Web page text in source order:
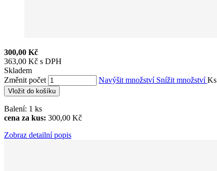
300,00 Kč
363,00 Kč s DPH
Skladem
Změnit počet
Navýšit množství Snížit množstvíKs
Vložit do košíku
Balení: 1 ks
cena za kus: 300,00 Kč
Zobraz detailní popis